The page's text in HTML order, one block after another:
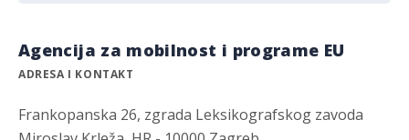
Agencija za mobilnost i programe EU
ADRESA I KONTAKT
Frankopanska 26, zgrada Leksikografskog zavoda